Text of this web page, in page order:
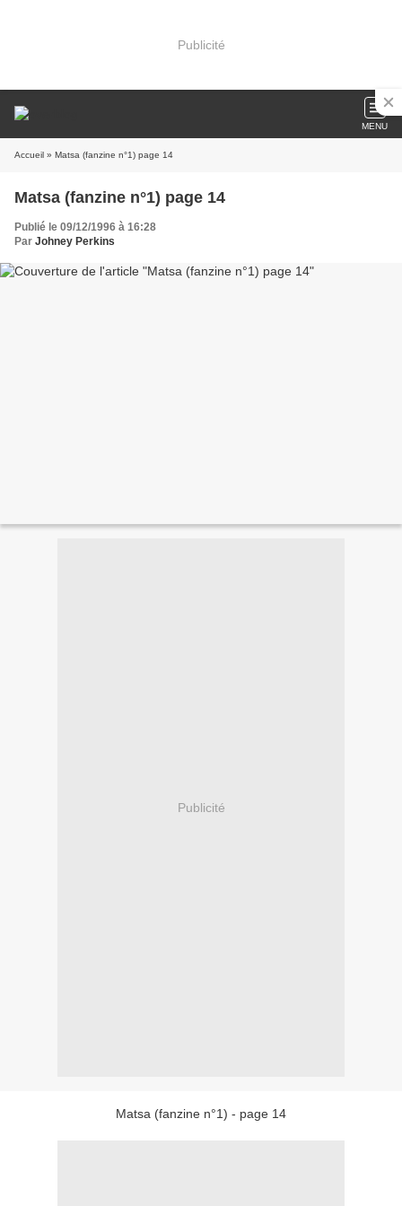
Publicité
MENU
Accueil » Matsa (fanzine n°1) page 14
Matsa (fanzine n°1) page 14
Publié le 09/12/1996 à 16:28
Par Johney Perkins
Publicité
Matsa (fanzine n°1) - page 14